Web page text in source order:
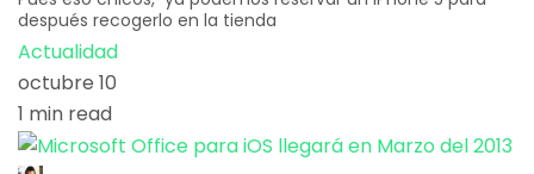
después recogerlo en la tienda
Actualidad
octubre 10
1 min read